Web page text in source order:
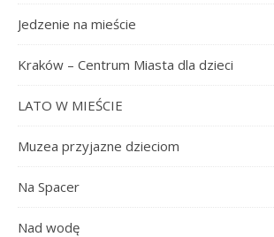
Jedzenie na mieście
Kraków – Centrum Miasta dla dzieci
LATO W MIEŚCIE
Muzea przyjazne dzieciom
Na Spacer
Nad wodę